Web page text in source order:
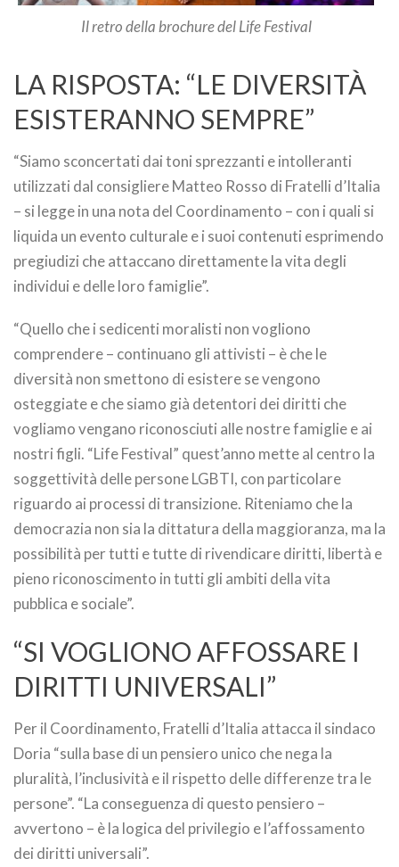
Il retro della brochure del Life Festival
LA RISPOSTA: “LE DIVERSITÀ
ESISTERANNO SEMPRE”
“Siamo sconcertati dai toni sprezzanti e intolleranti
utilizzati dal consigliere Matteo Rosso di Fratelli d’Italia
– si legge in una nota del Coordinamento – con i quali si
liquida un evento culturale e i suoi contenuti esprimendo
pregiudizi che attaccano direttamente la vita degli
individui e delle loro famiglie”.
“Quello che i sedicenti moralisti non vogliono
comprendere – continuano gli attivisti – è che le
diversità non smettono di esistere se vengono
osteggiate e che siamo già detentori dei diritti che
vogliamo vengano riconosciuti alle nostre famiglie e ai
nostri figli. “Life Festival” quest’anno mette al centro la
soggettività delle persone LGBTI, con particolare
riguardo ai processi di transizione. Riteniamo che la
democrazia non sia la dittatura della maggioranza, ma la
possibilità per tutti e tutte di rivendicare diritti, libertà e
pieno riconoscimento in tutti gli ambiti della vita
pubblica e sociale”.
“SI VOGLIONO AFFOSSARE I
DIRITTI UNIVERSALI”
Per il Coordinamento, Fratelli d’Italia attacca il sindaco
Doria “sulla base di un pensiero unico che nega la
pluralità, l’inclusività e il rispetto delle differenze tra le
persone”. “La conseguenza di questo pensiero –
avvertono – è la logica del privilegio e l’affossamento
dei diritti universali”.